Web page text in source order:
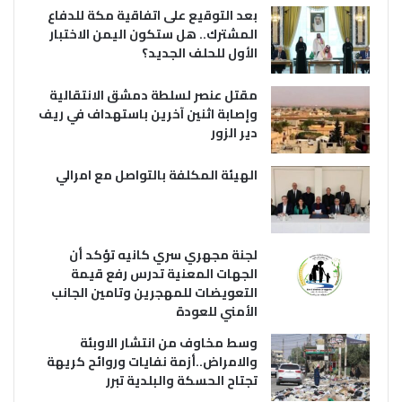
بعد التوقيع على اتفاقية مكة للدفاع
المشترك.. هل ستكون اليمن الاختبار
الأول للحلف الجديد؟
مقتل عنصر لسلطة دمشق الانتقالية
وإصابة اثنين آخرين باستهداف في ريف
دير الزور
الهيئة المكلفة بالتواصل مع امرالي
لجنة مجهري سري كانيه تؤكد أن
الجهات المعنية تدرس رفع قيمة
التعويضات للمهجرين وتامين الجانب
الأمني للعودة
وسط مخاوف من انتشار الاوبئة
والامراض..أزمة نفايات وروائح كريهة
تجتاح الحسكة والبلدية تبرر